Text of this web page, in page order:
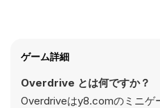
ゲーム詳細
Overdrive とは何ですか？
Overdriveはy8.comのミニゲ